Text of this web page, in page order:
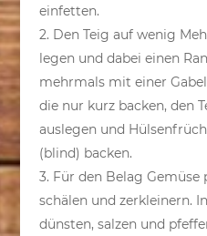
einfetten.
2. Den Teig auf wenig
legen und dabei einen
mehrmals mit einer
die nur kurz backen, den
auslegen und
(blind) backen.
3. Für den Belag Gemüse
schälen und zerkleinern.
dünsten, salzen und